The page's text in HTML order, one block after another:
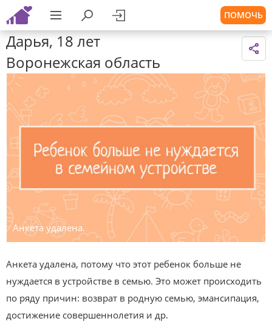
ПОМОЧЬ
Дарья, 18 лет
Воронежская область
Анкета удалена.
Анкета удалена, потому что этот ребенок больше не
нуждается в устройстве в семью. Это может происходить
по ряду причин: возврат в родную семью, эмансипация,
достижение совершеннолетия и др.